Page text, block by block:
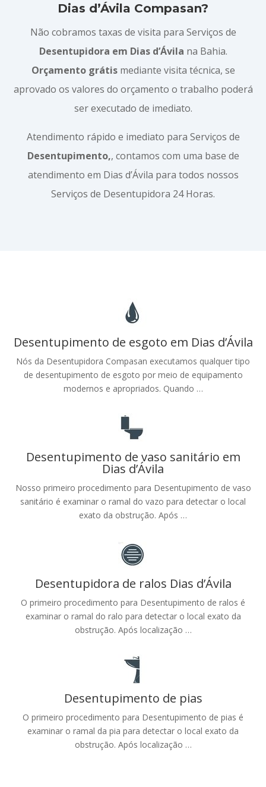
Dias d’Ávila Compasan?
Não cobramos taxas de visita para Serviços de
Desentupidora em Dias d’Ávila na Bahia.
Orçamento grátismediante visita técnica, se
aprovado os valores do orçamento o trabalho poderá
ser executado de imediato.
Atendimento rápido e imediato para Serviços de
Desentupimento,, contamos com uma base de
atendimento em Dias d’Ávila para todos nossos
Serviços de Desentupidora 24 Horas.
Desentupimento de esgoto em Dias d’Ávila
Nós da Desentupidora Compasan executamos qualquer tipo
de desentupimento de esgoto por meio de equipamento
modernos e apropriados. Quando …
Desentupimento de vaso sanitário em
Dias d’Ávila
Nosso primeiro procedimento para Desentupimento de vaso
sanitário é examinar o ramal do vazo para detectar o local
exato da obstrução. Após …
Desentupidora de ralos Dias d’Ávila
O primeiro procedimento para Desentupimento de ralos é
examinar o ramal do ralo para detectar o local exato da
obstrução. Após localização …
Desentupimento de pias
O primeiro procedimento para Desentupimento de pias é
examinar o ramal da pia para detectar o local exato da
obstrução. Após localização …